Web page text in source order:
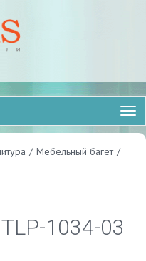
/ Мебельный багет /
1034-03